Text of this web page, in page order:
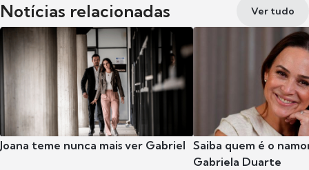
Notícias relacionadas Ver tudo
Joana teme nunca mais ver Gabriel Saiba quem é o
Gabriela Duarte